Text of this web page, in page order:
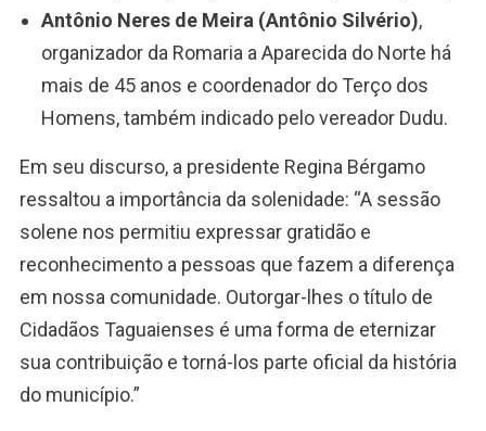
Antônio Neres de Meira (Antônio Silvério),
organizador da Romaria a Aparecida do Norte há
mais de 45 anos e coordenador do Terço dos
Homens, também indicado pelo vereador Dudu.
Em seu discurso, a presidente Regina Bérgamo
ressaltou a importância da solenidade: “A sessão
solene nos permitiu expressar gratidão e
reconhecimento a pessoas que fazem a diferença
em nossa comunidade. Outorgar-lhes o título de
Cidadãos Taguaienses é uma forma de eternizar
sua contribuição e torná-los parte oficial da história
do município.”